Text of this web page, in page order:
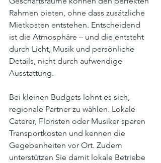
Rahmen bieten, ohne dass zusätzliche
Mietkosten entstehen. Entscheidend
ist die Atmosphäre – und die entsteht
durch Licht, Musik und persönliche
Details, nicht durch aufwendige
Ausstattung.
Bei kleinen Budgets lohnt es sich,
regionale Partner zu wählen. Lokale
Caterer, Floristen oder Musiker sparen
Transportkosten und kennen die
Gegebenheiten vor Ort. Zudem
unterstützen Sie damit lokale Betriebe